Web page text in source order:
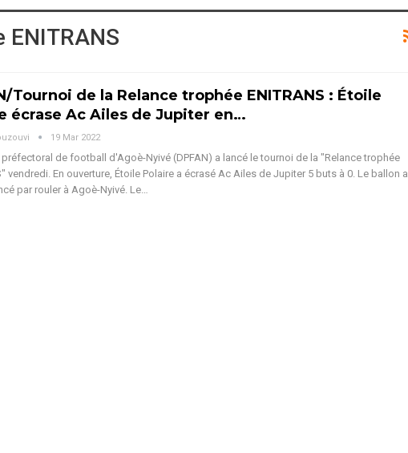
ENITRANS
Tournoi de la Relance trophée ENITRANS : Étoile
écrase Ac Ailes de Jupiter en…
19 Mar 2022
de football d'Agoè-Nyivé (DPFAN) a lancé le tournoi de la "Relance trophée
vendredi. En ouverture, Étoile Polaire a écrasé Ac Ailes de Jupiter 5 buts à 0. Le ballon a
par rouler à Agoè-Nyivé. Le…